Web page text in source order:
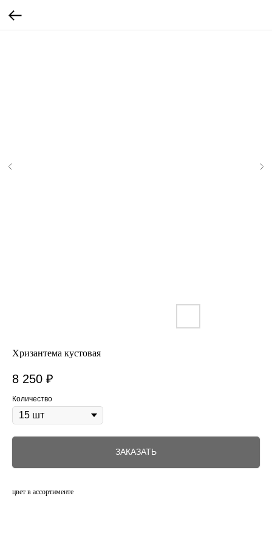
Хризантема кустовая
8 250 ₽
Количество
ЗАКАЗАТЬ
цвет в ассортименте